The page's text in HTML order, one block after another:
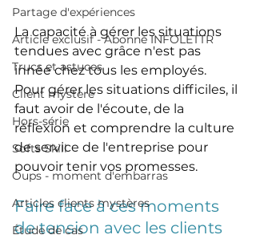
Partage d'expériences
Article exclusif - Abonné INFOLETTR
Trucs et astuces
Client mystère
Hors-série
Softs Skill
Oups - moment d'embarras
Articles clients mystères
Étude de cas
La capacité à gérer les situations
tendues avec grâce n'est pas
innée chez tous les employés.
Pour gérer les situations difficiles, il
faut avoir de l'écoute, de la
réflexion et comprendre la culture
de service de l'entreprise pour
pouvoir tenir vos promesses.
Faire face à ces moments
de tension avec les clients